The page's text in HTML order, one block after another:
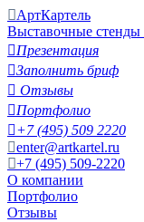
АртКартель
Выставочные стенды
Презентация
Заполнить бриф
 Отзывы
Портфолио
+7 (495) 509 2220
enter@artkartel.ru
+7 (495) 509-2220
О компании
Портфолио
Отзывы